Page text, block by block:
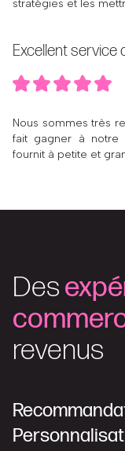
stratégies et les
Excellent service
Nous sommes très
fait gagner à notre
fournit à petite et
Des
revenus